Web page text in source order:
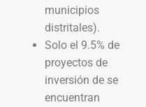
municipios
distritales).
Solo el 9.5% de
proyectos de
inversión de se
encuentran